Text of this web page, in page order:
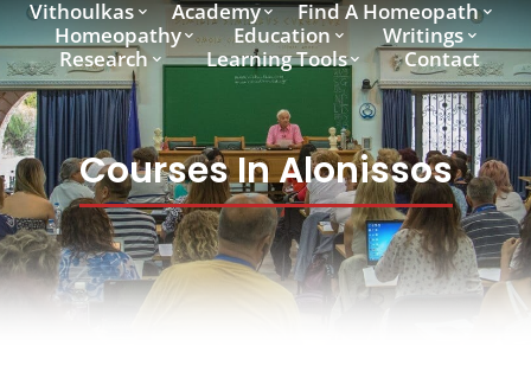
Vithoulkas Academy
Find A Homeopath
Homeopathy
Education
Writings
Research
Learning Tools Contact
Courses In Alonissos